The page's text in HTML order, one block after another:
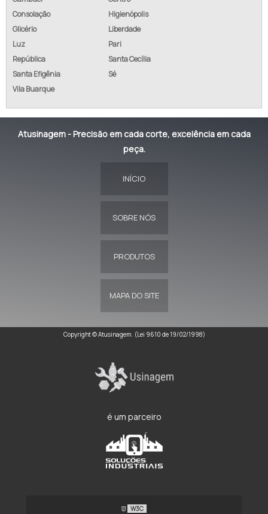
Consolação
Higienópolis
Glicério
Liberdade
Luz
Pari
República
Santa Cecília
Santa Efigênia
Sé
Vila Buarque
Atusinagem - Precisão em cada corte, excelência em cada
peça.
INÍCIO
SOBRE NÓS
PRODUTOS
MAPA DO SITE
Copyright © Atusinagem. (Lei 9610 de 19/02/1998)
é um parceiro
W3C